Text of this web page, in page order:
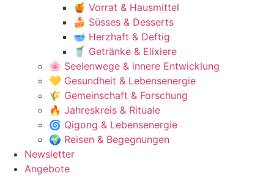
🍯 Vorrat & Hausmittel
🍰 Süsses & Desserts
🥣 Herzhaft & Deftig
🥤 Getränke & Elixiere
🌸 Seelenwege & innere Entwicklung
💛 Gesundheit & Lebensenergie
🌾 Gemeinschaft & Forschung
🔥 Jahreskreis & Rituale
🌀 Qigong & Lebensenergie
🌍 Reisen & Begegnungen
Newsletter
Angebote